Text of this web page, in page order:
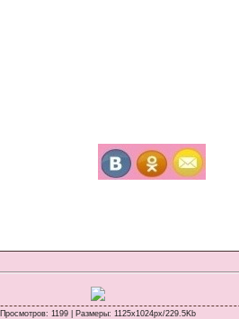
Просмотров: 1199 | Размеры: 1125x1024px/229.5Kb